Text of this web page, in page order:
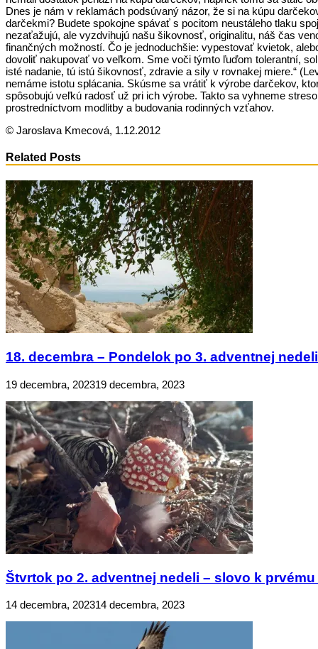
Dnes je nám v reklamách podsúvaný názor, že si na kúpu
darčekmi? Budete spokojne spávať s pocitom neustáleho tlaku
nezaťažujú, ale vyzdvihujú našu šikovnosť, originalitu, náš čas
finančných možností. Čo je jednoduchšie: vypestovať kvietok,
dovoliť nakupovať vo veľkom. Sme voči týmto ľuďom tolerantní,
isté nadanie, tú istú šikovnosť, zdravie a sily v rovnakej miere.“
nemáme istotu splácania. Skúsme sa vrátiť k výrobe darčekov,
spôsobujú veľkú radosť už pri ich výrobe. Takto sa vyhneme
prostredníctvom modlitby a budovania rodinných vzťahov.
© Jaroslava Kmecová, 1.12.2012
Related Posts
18. decembra – Pondelok po 3. adventnej
19 decembra, 202319 decembra, 2023
Štvrtok po 2. adventnej nedeli – slovo k prvému
14 decembra, 202314 decembra, 2023